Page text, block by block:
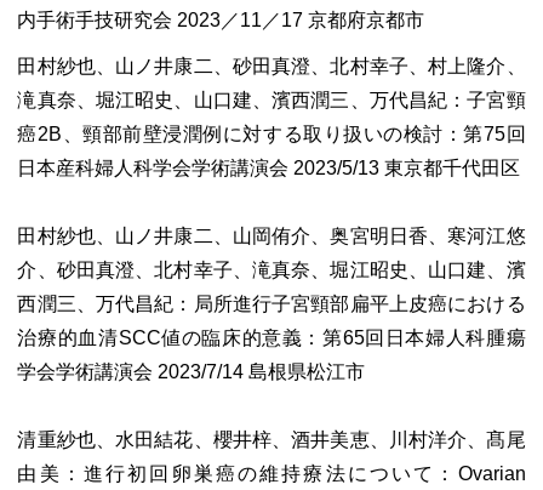
内手術手技研究会 2023／11／17 京都府京都市
田村紗也、山ノ井康二、砂田真澄、北村幸子、村上隆介、
滝真奈、堀江昭史、山口建、濱西潤三、万代昌紀：子宮頸
癌2B、頸部前壁浸潤例に対する取り扱いの検討：第75回
日本産科婦人科学会学術講演会 2023/5/13 東京都千代田区
田村紗也、山ノ井康二、山岡侑介、奥宮明日香、寒河江悠
介、砂田真澄、北村幸子、滝真奈、堀江昭史、山口建、濱
西潤三、万代昌紀：局所進行子宮頸部扁平上皮癌における
治療的血清SCC値の臨床的意義：第65回日本婦人科腫瘍
学会学術講演会 2023/7/14 島根県松江市
清重紗也、水田結花、櫻井梓、酒井美恵、川村洋介、髙尾
由美：進行初回卵巣癌の維持療法について：Ovarian